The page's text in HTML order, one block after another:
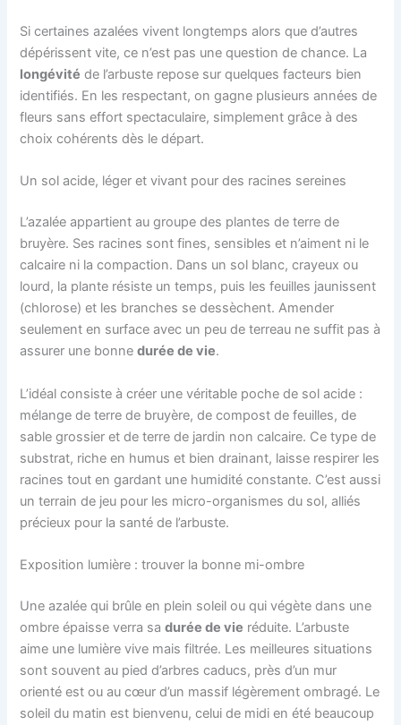
Si certaines azalées vivent longtemps alors que d’autres
dépérissent vite, ce n’est pas une question de chance. La
longévité de l’arbuste repose sur quelques facteurs bien
identifiés. En les respectant, on gagne plusieurs années de
fleurs sans effort spectaculaire, simplement grâce à des
choix cohérents dès le départ.
Un sol acide, léger et vivant pour des racines sereines
L’azalée appartient au groupe des plantes de terre de
bruyère. Ses racines sont fines, sensibles et n’aiment ni le
calcaire ni la compaction. Dans un sol blanc, crayeux ou
lourd, la plante résiste un temps, puis les feuilles jaunissent
(chlorose) et les branches se dessèchent. Amender
seulement en surface avec un peu de terreau ne suffit pas à
assurer une bonnedurée de vie.
L’idéal consiste à créer une véritable poche de sol acide :
mélange de terre de bruyère, de compost de feuilles, de
sable grossier et de terre de jardin non calcaire. Ce type de
substrat, riche en humus et bien drainant, laisse respirer les
racines tout en gardant une humidité constante. C’est aussi
un terrain de jeu pour les micro-organismes du sol, alliés
précieux pour la santé de l’arbuste.
Exposition lumière : trouver la bonne mi-ombre
Une azalée qui brûle en plein soleil ou qui végète dans une
ombre épaisse verra sadurée de vie réduite. L’arbuste
aime une lumière vive mais filtrée. Les meilleures situations
sont souvent au pied d’arbres caducs, près d’un mur
orienté est ou au cœur d’un massif légèrement ombragé. Le
soleil du matin est bienvenu, celui de midi en été beaucoup